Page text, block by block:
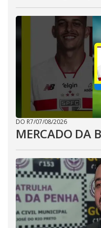
DO R7/07/08/2026
MERCADO DA